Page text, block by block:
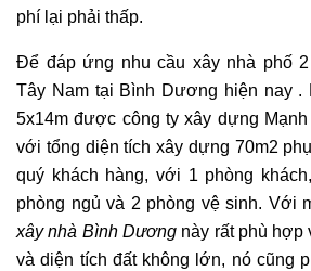
phí lại phải thấp.
Để đáp ứng nhu cầu xây nhà phố
Tây Nam tại Bình Dương hiện nay .
5x14m được công ty xây dựng
với tổng diện tích xây dựng 70m2
quý khách hàng, với 1 phòng
phòng ngủ và 2 phòng vệ sinh. Với
xây nhà Bình Dươngnày rất phù hợp
và diện tích đất không lớn, nó cũng